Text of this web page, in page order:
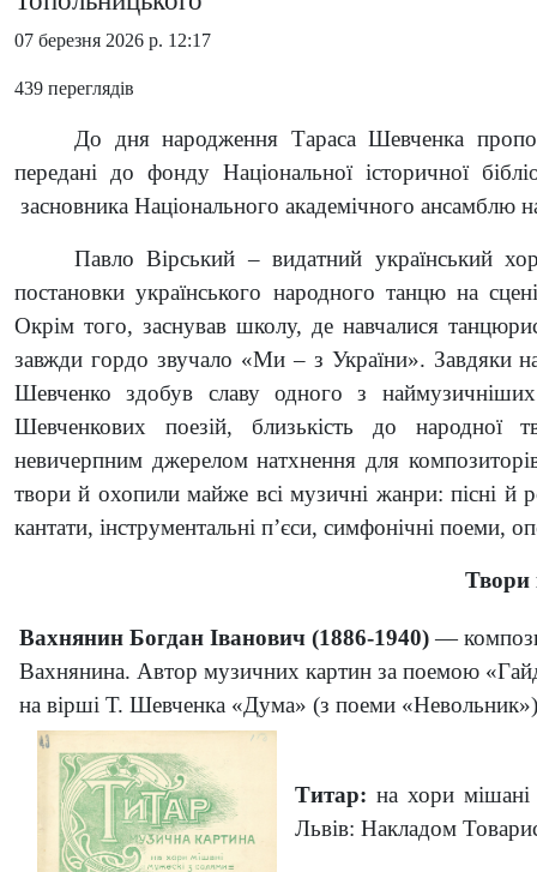
07 березня 2026 р. 12:17
439 переглядів
До дня народження Тараса Шевченка
передані до фонду Національної історичної
засновника Національного академічного ансамблю
Павло Вірський – видатний український
постановки українського народного танцю на
Окрім того, заснував школу, де навчалися
завжди гордо звучало «Ми – з України». Завдяки
Шевченко здобув славу одного з наймузичніших
Шевченкових поезій, близькість до народної
невичерпним джерелом натхнення для
твори й охопили майже всі музичні жанри: пісні й
кантати, інструментальні п’єси, симфонічні поеми,
Твори
Вахнянин Богдан Іванович (1886-1940)—
Вахнянина. Автор музичних картин за поемою
на вірші Т. Шевченка «Дума» (з поеми
Титар: на хори
Львів: Накладом